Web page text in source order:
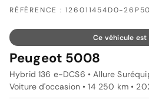
RÉFÉRENCE : 126011454D0-
Ce véhicule est
Peugeot 5008
Hybrid 136 e-DCS6 • Allure
Voiture d'occasion • 14 250 km •